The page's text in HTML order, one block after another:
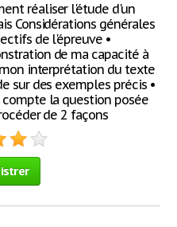
réaliser l'étude d'un
Considérations générales
de l'épreuve •
de ma capacité à
interprétation du texte
sur des exemples précis •
la question posée
de 2 façons